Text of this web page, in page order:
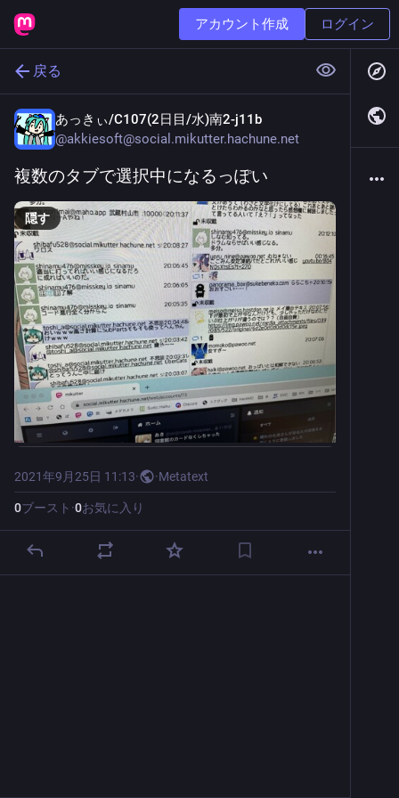
アカウント作成 ログイン
戻る
あっきぃ/C107(2日目/水)南2-j11b
@akkiesoft@social.mikutter.hachune.net
複数のタブで選択中になるっぽい
隠す
2021年9月25日 11:13· ·Metatext
0ブースト ·0お気に入り